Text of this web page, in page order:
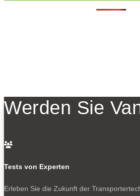
Werden Sie

Tests von Experten
Erleben Sie die Zukunft der